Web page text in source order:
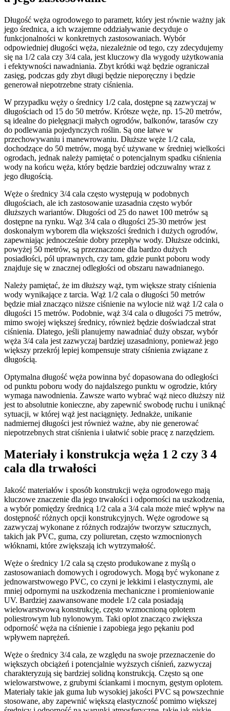
Długość węża ogrodowego to parametr, który jest równie ważny jak
jego średnica, a ich wzajemne oddziaływanie decyduje o
funkcjonalności w konkretnych zastosowaniach. Wybór
odpowiedniej długości węża, niezależnie od tego, czy zdecydujemy
się na 1/2 cala czy 3/4 cala, jest kluczowy dla wygody użytkowania
i efektywności nawadniania. Zbyt krótki wąż będzie ograniczał
zasięg, podczas gdy zbyt długi będzie nieporęczny i będzie
generował niepotrzebne straty ciśnienia.
W przypadku węży o średnicy 1/2 cala, dostępne są zazwyczaj w
długościach od 15 do 50 metrów. Krótsze węże, np. 15-20 metrów,
są idealne do pielęgnacji małych ogrodów, balkonów, tarasów czy
do podlewania pojedynczych roślin. Są one łatwe w
przechowywaniu i manewrowaniu. Dłuższe węże 1/2 cala,
dochodzące do 50 metrów, mogą być używane w średniej wielkości
ogrodach, jednak należy pamiętać o potencjalnym spadku ciśnienia
wody na końcu węża, który będzie bardziej odczuwalny wraz z
jego długością.
Węże o średnicy 3/4 cala często występują w podobnych
długościach, ale ich zastosowanie uzasadnia często wybór
dłuższych wariantów. Długości od 25 do nawet 100 metrów są
dostępne na rynku. Wąż 3/4 cala o długości 25-30 metrów jest
doskonałym wyborem dla większości średnich i dużych ogrodów,
zapewniając jednocześnie dobry przepływ wody. Dłuższe odcinki,
powyżej 50 metrów, są przeznaczone dla bardzo dużych
posiadłości, pól uprawnych, czy tam, gdzie punkt poboru wody
znajduje się w znacznej odległości od obszaru nawadnianego.
Należy pamiętać, że im dłuższy wąż, tym większe straty ciśnienia
wody wynikające z tarcia. Wąż 1/2 cala o długości 50 metrów
będzie miał znacząco niższe ciśnienie na wylocie niż wąż 1/2 cala o
długości 15 metrów. Podobnie, wąż 3/4 cala o długości 75 metrów,
mimo swojej większej średnicy, również będzie doświadczał strat
ciśnienia. Dlatego, jeśli planujemy nawadniać duży obszar, wybór
węża 3/4 cala jest zazwyczaj bardziej uzasadniony, ponieważ jego
większy przekrój lepiej kompensuje straty ciśnienia związane z
długością.
Optymalna długość węża powinna być dopasowana do odległości
od punktu poboru wody do najdalszego punktu w ogrodzie, który
wymaga nawodnienia. Zawsze warto wybrać wąż nieco dłuższy niż
jest to absolutnie konieczne, aby zapewnić swobodę ruchu i uniknąć
sytuacji, w której wąż jest naciągnięty. Jednakże, unikanie
nadmiernej długości jest również ważne, aby nie generować
niepotrzebnych strat ciśnienia i ułatwić sobie pracę z narzędziem.
Materiały i konstrukcja węża 1 2 czy 3 4
cala dla trwałości
Jakość materiałów i sposób konstrukcji węża ogrodowego mają
kluczowe znaczenie dla jego trwałości i odporności na uszkodzenia,
a wybór pomiędzy średnicą 1/2 cala a 3/4 cala może mieć wpływ na
dostępność różnych opcji konstrukcyjnych. Węże ogrodowe są
zazwyczaj wykonane z różnych rodzajów tworzyw sztucznych,
takich jak PVC, guma, czy poliuretan, często wzmocnionych
włóknami, które zwiększają ich wytrzymałość.
Węże o średnicy 1/2 cala są często produkowane z myślą o
zastosowaniach domowych i ogrodowych. Mogą być wykonane z
jednowarstwowego PVC, co czyni je lekkimi i elastycznymi, ale
mniej odpornymi na uszkodzenia mechaniczne i promieniowanie
UV. Bardziej zaawansowane modele 1/2 cala posiadają
wielowarstwową konstrukcję, często wzmocnioną oplotem
poliestrowym lub nylonowym. Taki oplot znacząco zwiększa
odporność węża na ciśnienie i zapobiega jego pękaniu pod
wpływem naprężeń.
Węże o średnicy 3/4 cala, ze względu na swoje przeznaczenie do
większych obciążeń i potencjalnie wyższych ciśnień, zazwyczaj
charakteryzują się bardziej solidną konstrukcją. Często są one
wielowarstwowe, z grubymi ściankami i mocnym, gęstym oplotem.
Materiały takie jak guma lub wysokiej jakości PVC są powszechnie
stosowane, aby zapewnić większą elastyczność pomimo większej